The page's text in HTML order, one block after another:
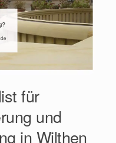
für
und
in Wilthen